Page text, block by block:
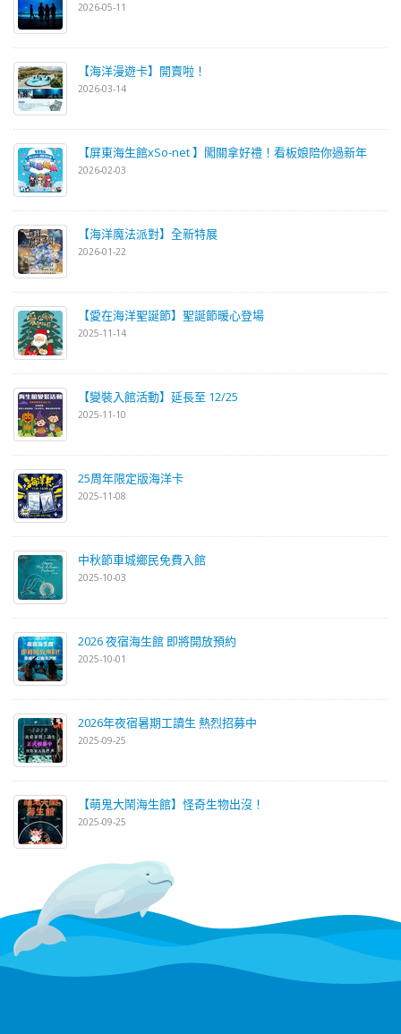
2026-05-11
【海洋漫遊卡】開賣啦！
2026-03-14
【屏東海生館xSo-net 】闖關拿好禮！看板娘陪你過新年
2026-02-03
【海洋魔法派對】全新特展
2026-01-22
【愛在海洋聖誕節】聖誕節暖心登場
2025-11-14
【變裝入館活動】延長至 12/25
2025-11-10
25周年限定版海洋卡
2025-11-08
中秋節車城鄉民免費入館
2025-10-03
2026 夜宿海生館 即將開放預約
2025-10-01
2026年夜宿暑期工讀生 熱烈招募中
2025-09-25
【萌鬼大鬧海生館】怪奇生物出沒！
2025-09-25